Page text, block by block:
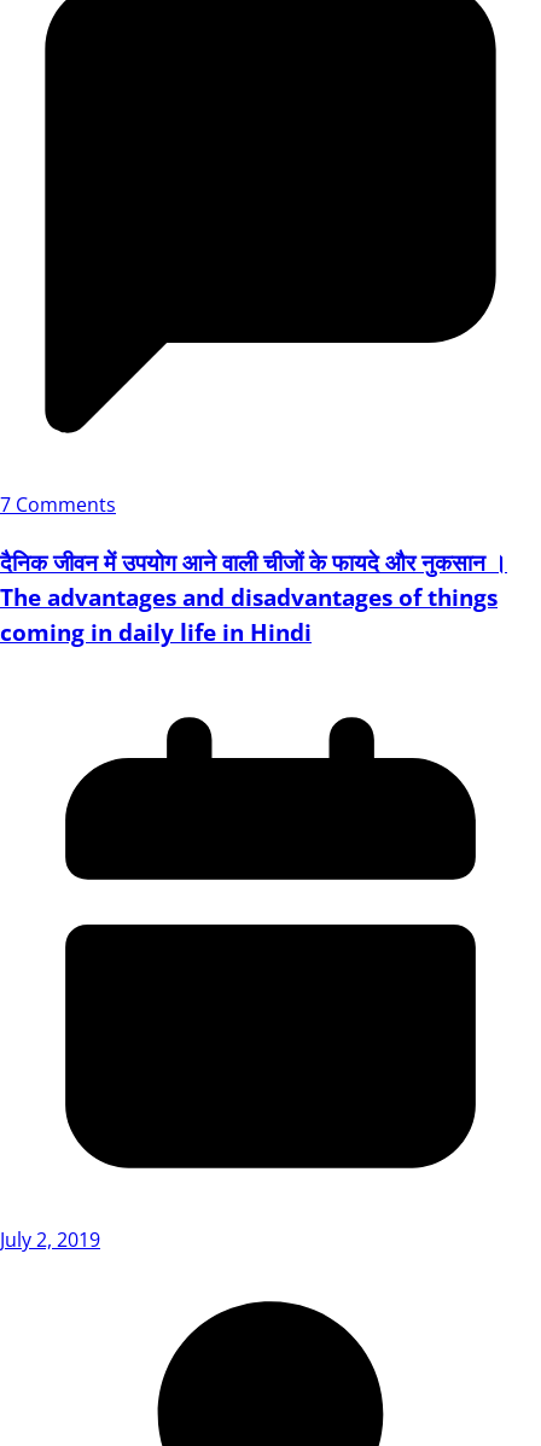
7 Comments
दैनिक जीवन में उपयोग आने वाली चीजों के फायदे और नुकसान ।
The advantages and disadvantages of things
coming in daily life in Hindi
July 2, 2019